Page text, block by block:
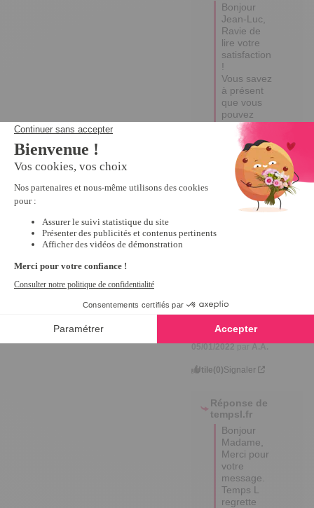
Bonjour
Jean-Luc,
Ravie de
lire votre
satisfaction
!
Vous savez
à présent
que vous
pouvez
compter
sur nous 😊
Bien à
vous,
Valérie
notions
Avis du22/02/2022
une expérience du
05/01/2022 parA.A.
Utile(0)Signaler
Réponse de
tempsl.fr
Bonjour
Madame,
Merci pour
votre
message.
Temps L
regrette